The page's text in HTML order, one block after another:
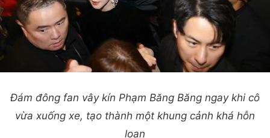
Đám đông fan vây kín Phạm Băng Băng ngay khi cô
vừa xuống xe, tạo thành một khung cảnh khá hỗn
loạn